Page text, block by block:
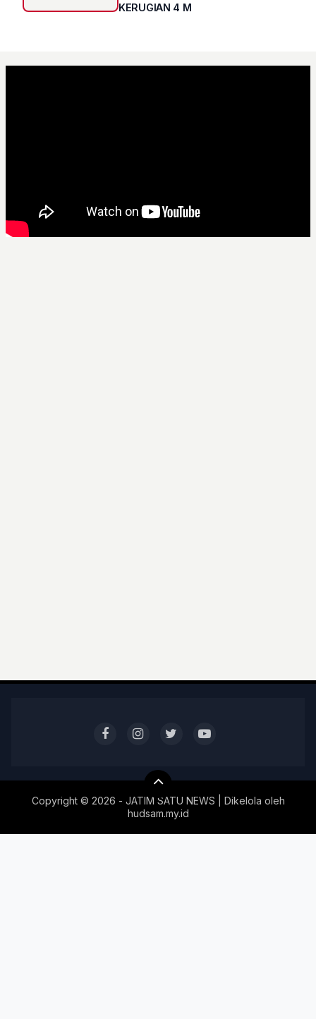
KERUGIAN 4 M
Copyright © 2026 - JATIM SATU NEWS | Dikelola oleh
hudsam.my.id